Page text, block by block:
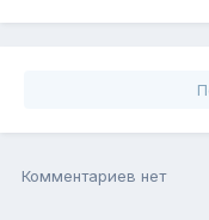
Комментариев нет